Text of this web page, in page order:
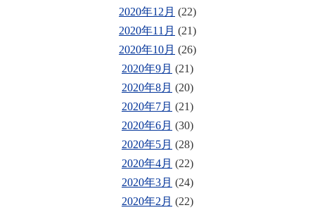
2020年12月 (22)
2020年11月 (21)
2020年10月 (26)
2020年9月 (21)
2020年8月 (20)
2020年7月 (21)
2020年6月 (30)
2020年5月 (28)
2020年4月 (22)
2020年3月 (24)
2020年2月 (22)